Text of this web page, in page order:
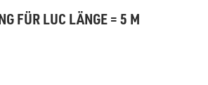
FÜR LUC LÄNGE = 5 M